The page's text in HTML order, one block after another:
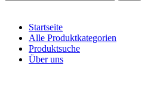
Startseite
Alle Produktkategorien
Produktsuche
Über uns